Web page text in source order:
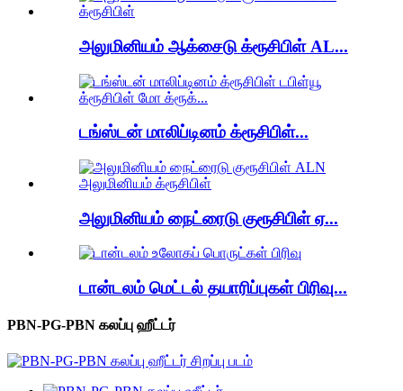
அலுமினியம் ஆக்சைடு க்ரூசிபிள் AL...
டங்ஸ்டன் மாலிப்டினம் க்ரூசிபிள்...
அலுமினியம் நைட்ரைடு குரூசிபிள் ஏ...
டான்டலம் மெட்டல் தயாரிப்புகள் பிரிவு...
PBN-PG-PBN கலப்பு ஹீட்டர்